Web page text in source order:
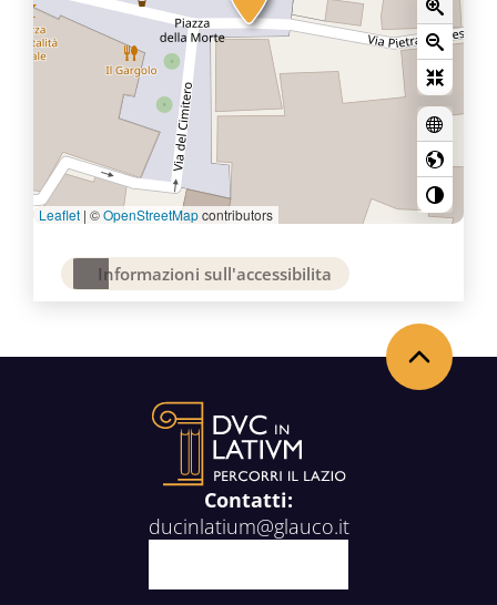
Leaflet | ©OpenStreetMapcontributors
Informazioni sull'accessibilita
Contatti:
ducinlatium@glauco.it
Back to the top